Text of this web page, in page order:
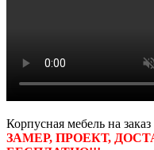
Корпусная мебель на
ЗАМЕР, ПРОЕКТ,